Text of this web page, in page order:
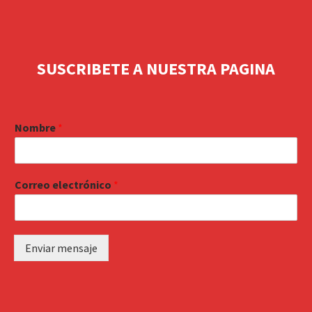
SUSCRIBETE A NUESTRA PAGINA
Nombre *
Correo electrónico *
Enviar mensaje